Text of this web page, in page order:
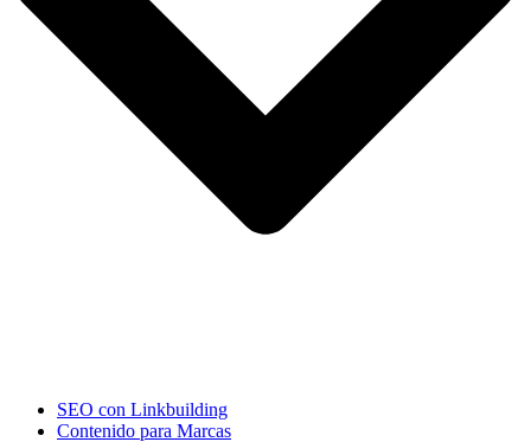
SEO con Linkbuilding
Contenido para Marcas